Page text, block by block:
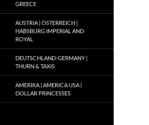
GREECE
AUSTRIA | ÖSTERREICH |
HABSBURG IMPERIAL AND
ROYAL
DEUTSCHLAND-GERMANY |
THURN & TAXIS
AMERIKA | AMERICA USA |
DOLLAR PRINCESSES